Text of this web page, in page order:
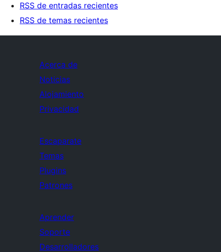
RSS de entradas recientes
RSS de temas recientes
Acerca de
Noticias
Alojamiento
Privacidad
Escaparate
Temas
Plugins
Patrones
Aprender
Soporte
Desarrolladores